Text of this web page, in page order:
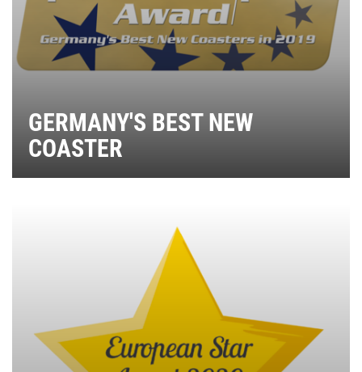
GERMANY'S BEST NEW
COASTER